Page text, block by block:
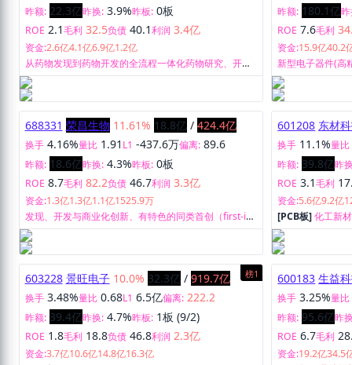
昨额: 22.3亿昨换: 3.9%昨板: 0板
ROE 2.1毛利 32.5负债 40.1利润 3.4亿
资金:2.6亿4.1亿6.9亿1.2亿
从药物发现到药物开发的全流程一体化药物研究、开发
及生产服务。
昨额: 180.1亿
ROE 7.6毛利
资金:15.9亿40.2
新型电子器件(高
售。
688331 荣昌生物 11.61% 18.8亿 / 424.4亿
换手 4.16%量比 1.91 L1 -437.6万偏离: 89.6
昨额: 18.6亿昨换: 4.3%昨板: 0板
ROE 8.7毛利 82.2负债 46.7利润 3.3亿
资金:1.3亿1.3亿1.1亿1525.9万
发现、开发与商业化创新、有特色的同类首创（first-in-
class）与同类最佳（best-in-class）生物药，以创造药
物临床价值为导向，为自身免疫疾病、肿瘤疾病、眼科
疾病等重大疾病领域提供安全、有效、可及的临床解决
方案，以满足大量尚未被满足的临床需求。
601208 东材
换手 11.1%量比
昨额: 39.8亿昨
ROE 3.1毛利
资金:5.6亿9.2亿
[PCB板]化工新
榜1
603228 景旺电子 10.0% 32.3亿 / 919.7亿
换手 3.48%量比 0.68L1 6.5亿偏离: 222.2
昨额: 39.4亿昨换: 4.7%昨板: 1板 (9/2)
ROE 1.8毛利 18.8负债 46.8利润 2.3亿
资金:3.7亿10.6亿14.8亿16.3亿
600183 生益
换手 3.25%量比
昨额: 95.6亿昨
ROE 6.7毛利
资金:19.2亿34.5